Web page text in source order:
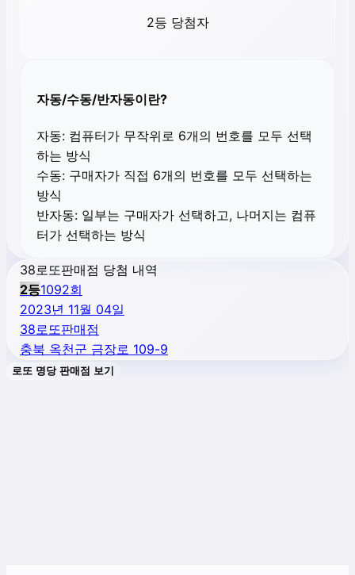
2등 당첨자
자동/수동/반자동이란?
자동: 컴퓨터가 무작위로 6개의 번호를 모두 선택
하는 방식
수동: 구매자가 직접 6개의 번호를 모두 선택하는
방식
반자동: 일부는 구매자가 선택하고, 나머지는 컴퓨
터가 선택하는 방식
38로또판매점 당첨 내역
2등1092회
2023년 11월 04일
38로또판매점
충북 옥천군 금장로 109-9
로또 명당 판매점 보기